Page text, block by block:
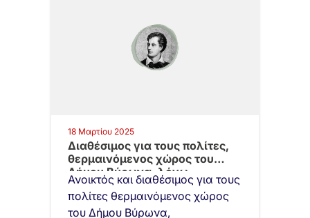
18 Μαρτίου 2025
Διαθέσιμος για τους πολίτες,
θερμαινόμενος χώρος του
Δήμου Βύρωνα, λόγω…
Ανοικτός και διαθέσιμος για τους
πολίτες θερμαινόμενος χώρος
του Δήμου Βύρωνα,